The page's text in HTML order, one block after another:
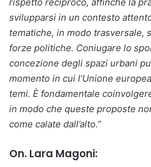
svilupparsi in un contesto
tematiche, in modo trasversale,
forze politiche. Coniugare lo
concezione degli spazi urbani
momento in cui l’Unione
temi. È fondamentale
in modo che queste proposte
come calate dall’alto.”
On. Lara Magoni: